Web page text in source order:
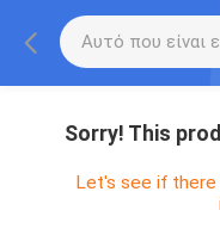
Sorry! This
Let's see if